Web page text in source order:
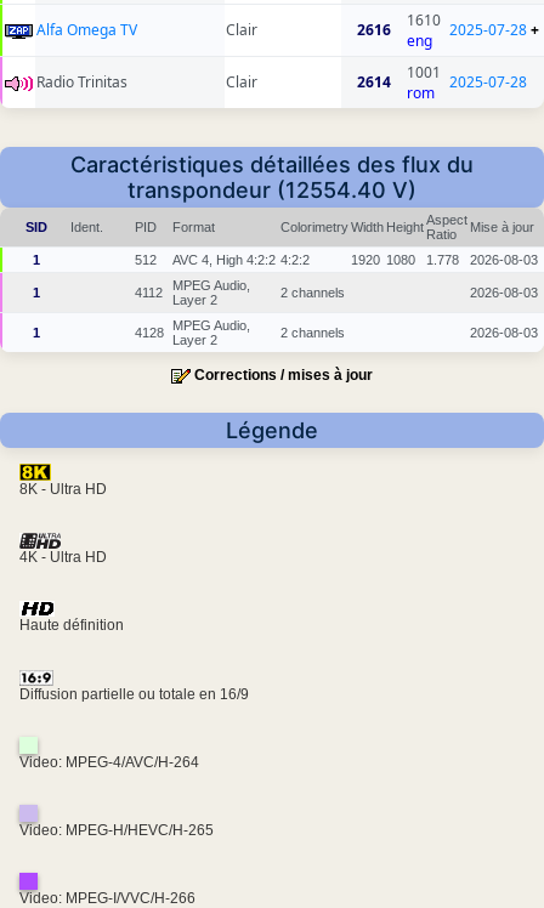
Alfa Omega TV Clair 2616
1610
eng
2025-07-28+
Radio Trinitas Clair 2614
1001
rom
2025-07-28
Caractéristiques détaillées des flux du
transpondeur (12554.40 V)
SID Ident. PID Format ColorimetryWidth HeightAspect
Ratio
Mise à jour
1 512 AVC 4, High 4:2:2 4:2:2 1920 1080 1.778 2026-08-03
1 4112
MPEG Audio,
Layer 2
2 channels 2026-08-03
1 4128
MPEG Audio,
Layer 2
2 channels 2026-08-03
Corrections / mises à jour
Légende
8K - Ultra HD
4K - Ultra HD
Haute définition
Diffusion partielle ou totale en 16/9
Video: MPEG-4/AVC/H-264
Video: MPEG-H/HEVC/H-265
Video: MPEG-I/VVC/H-266